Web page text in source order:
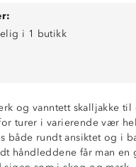
i 1 butikk
og vanntett skalljakke
turer i varierende vær
både rundt ansiktet og i
håndleddene får man en
vannsøyle)
kompatibelt mot